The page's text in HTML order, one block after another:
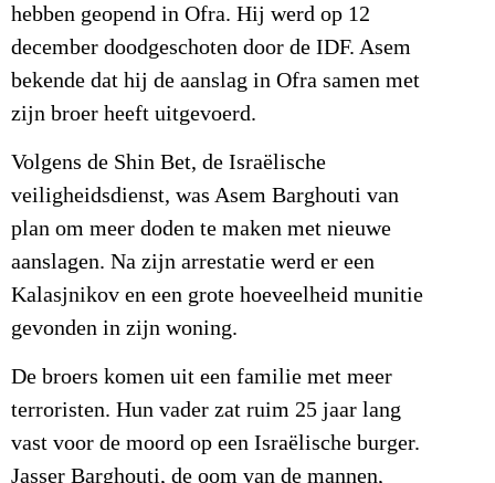
hebben geopend in Ofra. Hij werd op 12
december doodgeschoten door de IDF. Asem
bekende dat hij de aanslag in Ofra samen met
zijn broer heeft uitgevoerd.
Volgens de Shin Bet, de Israëlische
veiligheidsdienst, was Asem Barghouti van
plan om meer doden te maken met nieuwe
aanslagen. Na zijn arrestatie werd er een
Kalasjnikov en een grote hoeveelheid munitie
gevonden in zijn woning.
De broers komen uit een familie met meer
terroristen. Hun vader zat ruim 25 jaar lang
vast voor de moord op een Israëlische burger.
Jasser Barghouti, de oom van de mannen,